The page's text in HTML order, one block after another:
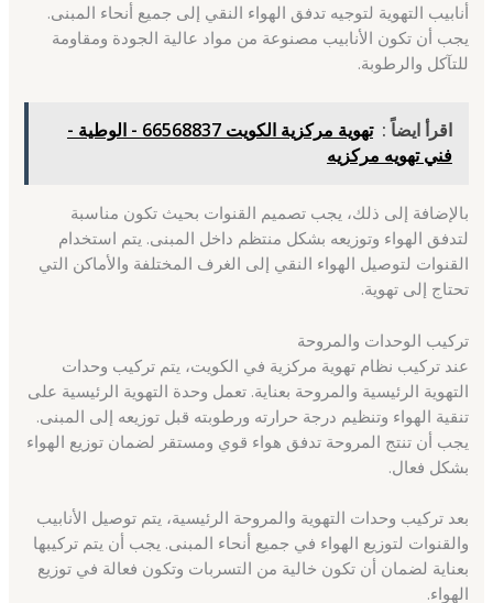
أنابيب التهوية لتوجيه تدفق الهواء النقي إلى جميع أنحاء المبنى.
يجب أن تكون الأنابيب مصنوعة من مواد عالية الجودة ومقاومة
للتآكل والرطوبة.
اقرأ ايضاً :
تهوية مركزية الكويت 66568837 - الوطية -
فني تهويه مركزيه
بالإضافة إلى ذلك، يجب تصميم القنوات بحيث تكون مناسبة
لتدفق الهواء وتوزيعه بشكل منتظم داخل المبنى. يتم استخدام
القنوات لتوصيل الهواء النقي إلى الغرف المختلفة والأماكن التي
تحتاج إلى تهوية.
تركيب الوحدات والمروحة
عند تركيب نظام تهوية مركزية في الكويت، يتم تركيب وحدات
التهوية الرئيسية والمروحة بعناية. تعمل وحدة التهوية الرئيسية على
تنقية الهواء وتنظيم درجة حرارته ورطوبته قبل توزيعه إلى المبنى.
يجب أن تنتج المروحة تدفق هواء قوي ومستقر لضمان توزيع الهواء
بشكل فعال.
بعد تركيب وحدات التهوية والمروحة الرئيسية، يتم توصيل الأنابيب
والقنوات لتوزيع الهواء في جميع أنحاء المبنى. يجب أن يتم تركيبها
بعناية لضمان أن تكون خالية من التسربات وتكون فعالة في توزيع
الهواء.